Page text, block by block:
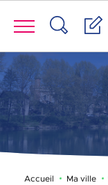
Menu
Accueil Ma ville
Panneau de gestion des cookies